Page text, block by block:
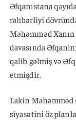
Əfqanıstana
rəhbərliyi
Məhəmməd
davasında
qalib gəlmiş və
etmişdir.
Lakin
siyasətini öz